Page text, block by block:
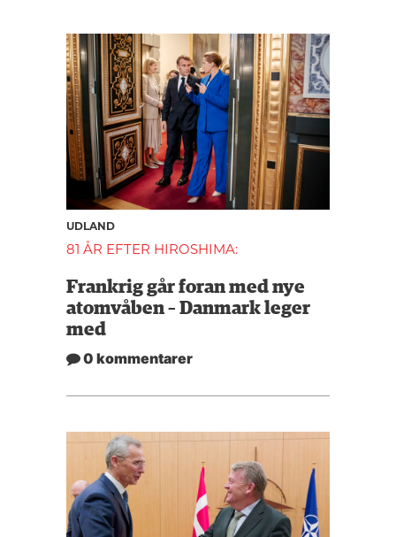
UDLAND
81 ÅR EFTER HIROSHIMA:
Frankrig går foran med nye
atomvåben – Danmark leger
med
0 kommentarer